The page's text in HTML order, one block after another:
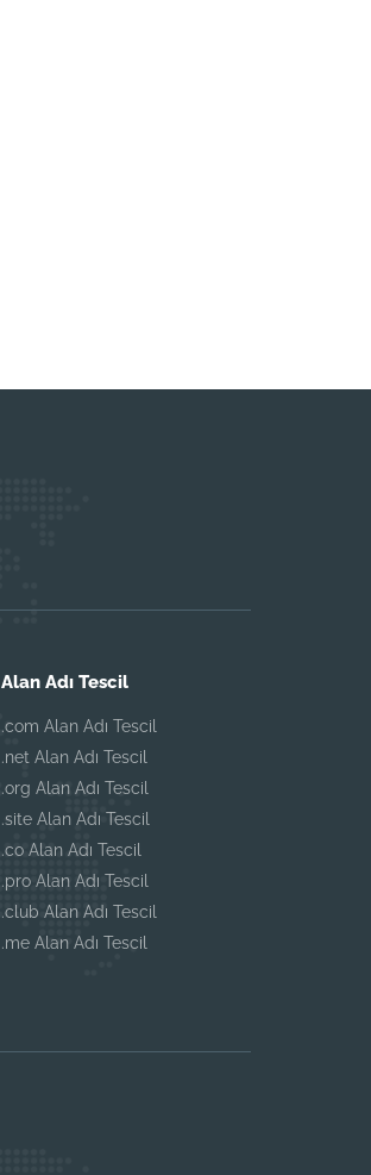
Alan Adı Tescil
.com Alan Adı Tescil
.net Alan Adı Tescil
.org Alan Adı Tescil
.site Alan Adı Tescil
.co Alan Adı Tescil
.pro Alan Adı Tescil
.club Alan Adı Tescil
.me Alan Adı Tescil